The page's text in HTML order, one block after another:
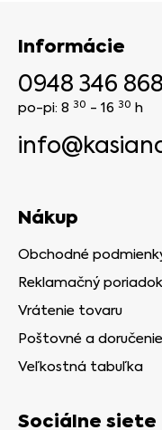
Informácie
0948 346 868
po-pi: 8 30 - 16 30 h
Nákup
Obchodné
Reklamačný poriadok
Vrátenie tovaru
Poštovné a doručenie
Veľkostná tabuľka
Sociálne siete